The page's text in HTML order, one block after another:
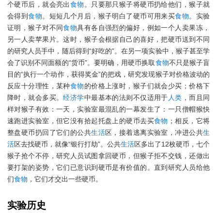
个硬币后，就会亮出食物。只要那只猴子将硬币扔给他们，猴子就
会得到食物。短短几个月后，猴子明白了硬币可用来买食物。实验
证明，猴子对不同食物具有各自强烈的偏好，例如一个人卖果冻，
另一人卖苹果片。这时，猴子会根据自己的喜好，把硬币送到不同
的研究人员手中，随后得到“好吃的”。在另一项实验中，猴子甚至学
会了识别不同面额的“货币”。要明确，用硬币换取食物不只是猴子盲
目的“执行一个动作，获得奖金”的把戏，研究发现猴子对价格波动的
反应十分理性，某种食物的价格上涨时，猴子们就会少买；价格下
降时，就会多买。经济学中最基本的法则不仅适用于人类 ，而且同
样对猴子有效：一天，实验室最混乱的一幕发生了：一只僧帽猴快
速跑进实验室，但它没有拾起托盘上的硬币去买食物 ；相反，它将
整盘硬币扔回了它们的公共生活区，接着逃离实验室，冲进公共生
活区去找硬币，就像“银行打劫”。公共生活区多出了12枚硬币，七个
猴子抢个不停，研究人员试图拿回硬币，但猴子拒不交钱，还做出
要打架的姿势，它们已意识到硬币是有价值的。直到研究人员给他
们食物 ，它们才交出一些硬币。
实验历史